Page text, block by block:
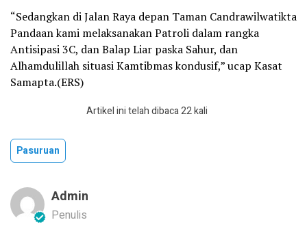
“Sedangkan di Jalan Raya depan Taman Candrawilwatikta
Pandaan kami melaksanakan Patroli dalam rangka
Antisipasi 3C, dan Balap Liar paska Sahur, dan
Alhamdulillah situasi Kamtibmas kondusif,” ucap Kasat
Samapta.(ERS)
Artikel ini telah dibaca 22 kali
Pasuruan
Admin
Penulis